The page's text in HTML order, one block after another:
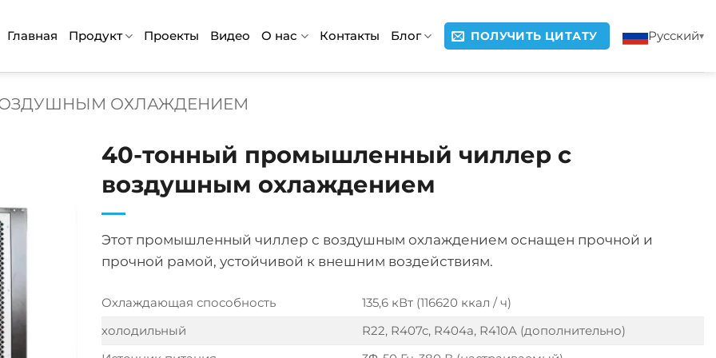
Главная Продукт Проекты Видео О нас Контакты Блог ПОЛУЧИТЬ ЦИТАТУ Русский
ОХЛАЖДЕНИЕМ
40-тонный промышленный чиллер с
воздушным охлаждением
Этот промышленный чиллер с воздушным охлаждением оснащен прочной и
прочной рамой, устойчивой к внешним воздействиям.
Охлаждающая способность
135,6 кВт (116620 ккал / ч)
холодильный
R22, R407c, R404a, R410A (дополнительно)